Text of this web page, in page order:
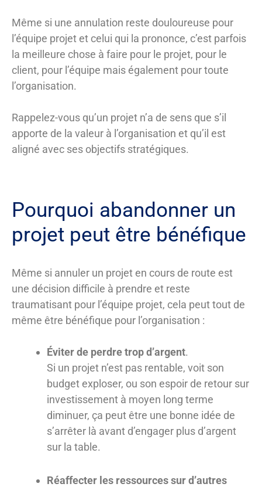
Même si une annulation reste douloureuse pour
l’équipe projet et celui qui la prononce, c’est parfois
la meilleure chose à faire pour le projet, pour le
client, pour l’équipe mais également pour toute
l’organisation.
Rappelez-vous qu’un projet n’a de sens que s’il
apporte de la valeur à l’organisation et qu’il est
aligné avec ses objectifs stratégiques.
Pourquoi abandonner un
projet peut être bénéfique
Même si annuler un projet en cours de route est
une décision difficile à prendre et reste
traumatisant pour l’équipe projet, cela peut tout de
même être bénéfique pour l’organisation :
Éviter de perdre trop d’argent.
Si un projet n’est pas rentable, voit son
budget exploser, ou son espoir de retour sur
investissement à moyen long terme
diminuer, ça peut être une bonne idée de
s’arrêter là avant d’engager plus d’argent
sur la table.
Réaffecter les ressources sur d’autres